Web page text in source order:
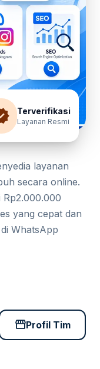
Terverifikasi
Layanan Resmi
layanan
secara online.
Rp2.000.000
yang cepat dan
WhatsApp
storefrontProfil Tim